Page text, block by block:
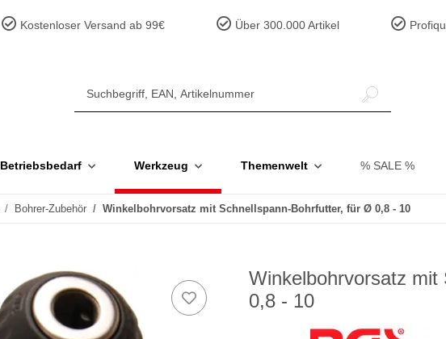
Kostenloser Versand ab 99€ Über 300.000 Artikel
Betriebsbedarf Werkzeug Themenwelt % SALE %
Bohrer-Zubehör Winkelbohrvorsatz mit Schnellspann-Bohrfutter, für Ø 0,8 - 10
Winkelbohrvorsatz
0,8 - 10